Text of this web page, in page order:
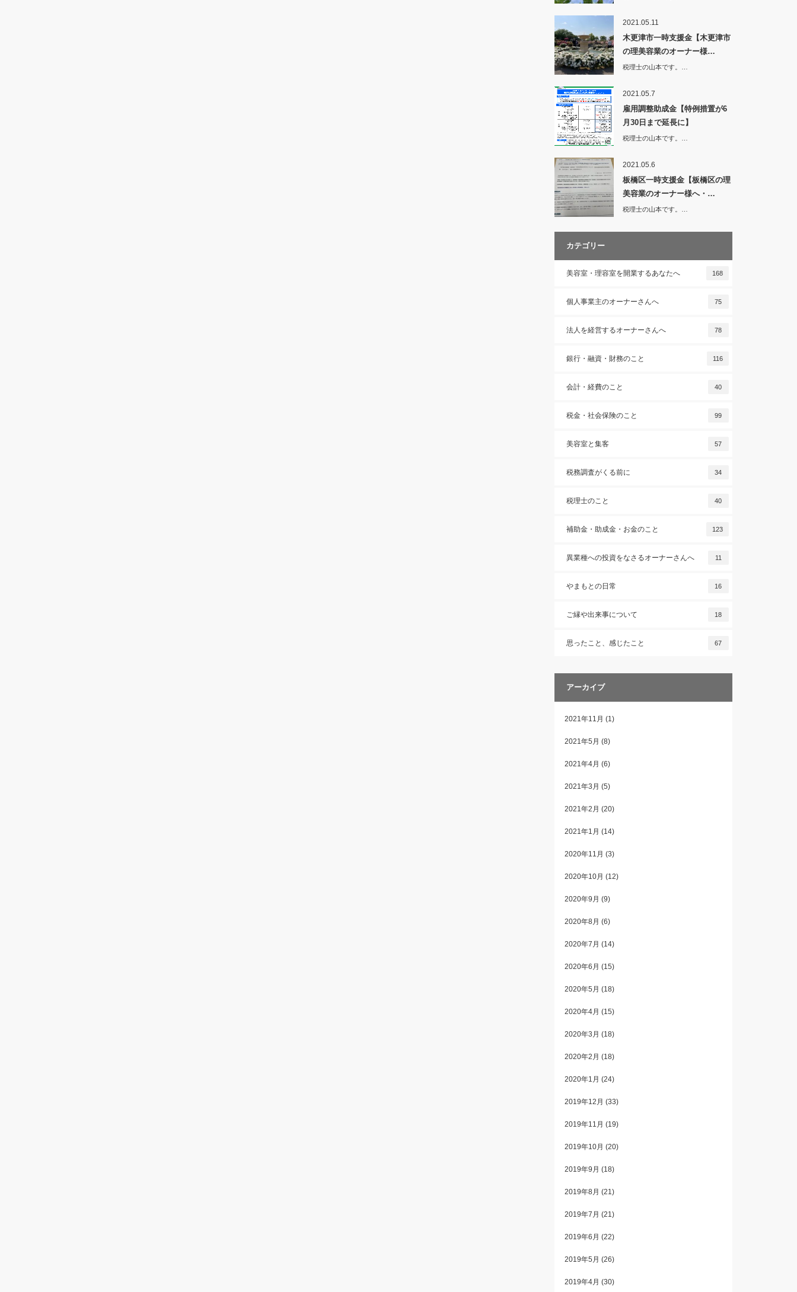
2021.05.11
木更津市一時支援金【木更津市
の理美容業のオーナー様…
税理士の山本です。…
2021.05.7
雇用調整助成金【特例措置が6
月30日まで延長に】
税理士の山本です。…
2021.05.6
板橋区一時支援金【板橋区の理
美容業のオーナー様へ・…
税理士の山本です。…
カテゴリー
美容室・理容室を開業するあなたへ 168
個人事業主のオーナーさんへ 75
法人を経営するオーナーさんへ 78
銀行・融資・財務のこと 116
会計・経費のこと 40
税金・社会保険のこと 99
美容室と集客 57
税務調査がくる前に 34
税理士のこと 40
補助金・助成金・お金のこと 123
異業種への投資をなさるオーナーさんへ 11
やまもとの日常 16
ご縁や出来事について 18
思ったこと、感じたこと 67
アーカイブ
2021年11月 (1)
2021年5月 (8)
2021年4月 (6)
2021年3月 (5)
2021年2月 (20)
2021年1月 (14)
2020年11月 (3)
2020年10月 (12)
2020年9月 (9)
2020年8月 (6)
2020年7月 (14)
2020年6月 (15)
2020年5月 (18)
2020年4月 (15)
2020年3月 (18)
2020年2月 (18)
2020年1月 (24)
2019年12月 (33)
2019年11月 (19)
2019年10月 (20)
2019年9月 (18)
2019年8月 (21)
2019年7月 (21)
2019年6月 (22)
2019年5月 (26)
2019年4月 (30)